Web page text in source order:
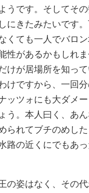
うです。そしてそ
にきたみたいです
くても一人でバロ
性があるかもしれ
けが居場所を知っ
けですから、一回
ッツォにも大ダメ
う。本人曰く、あ
られてブチのめし
路の近くにでもあ
の姿はなく、その